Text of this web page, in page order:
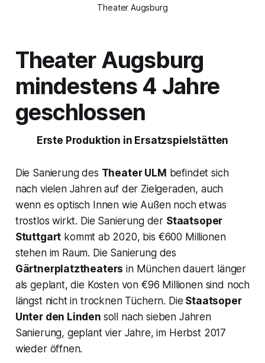
Theater Augsburg
Theater Augsburg
mindestens 4 Jahre
geschlossen
Erste Produktion in Ersatzspielstätten
Die Sanierung des Theater ULM befindet sich
nach vielen Jahren auf der Zielgeraden, auch
wenn es optisch Innen wie Außen noch etwas
trostlos wirkt. Die Sanierung der Staatsoper
Stuttgart kommt ab 2020, bis €600 Millionen
stehen im Raum. Die Sanierung des
Gärtnerplatztheaters in München dauert länger
als geplant, die Kosten von €96 Millionen sind noch
längst nicht in trocknen Tüchern. Die Staatsoper
Unter den Linden soll nach sieben Jahren
Sanierung, geplant vier Jahre, im Herbst 2017
wieder öffnen.